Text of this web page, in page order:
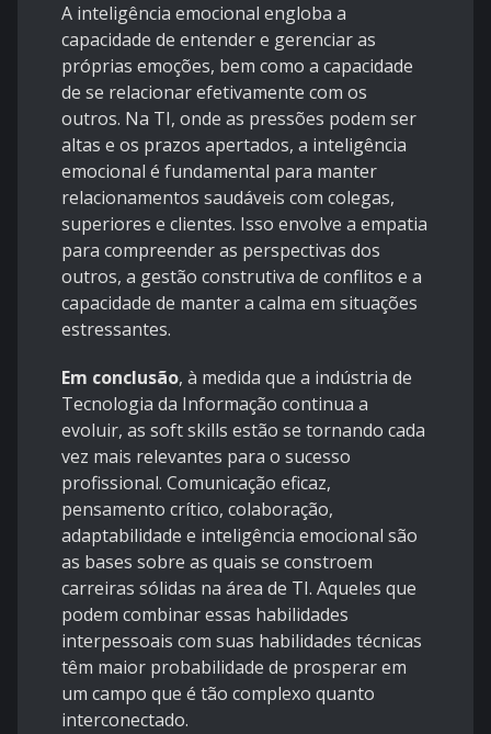
A inteligência emocional engloba a
capacidade de entender e gerenciar as
próprias emoções, bem como a capacidade
de se relacionar efetivamente com os
outros. Na TI, onde as pressões podem ser
altas e os prazos apertados, a inteligência
emocional é fundamental para manter
relacionamentos saudáveis com colegas,
superiores e clientes. Isso envolve a empatia
para compreender as perspectivas dos
outros, a gestão construtiva de conflitos e a
capacidade de manter a calma em situações
estressantes.
Em conclusão, à medida que a indústria de
Tecnologia da Informação continua a
evoluir, as soft skills estão se tornando cada
vez mais relevantes para o sucesso
profissional. Comunicação eficaz,
pensamento crítico, colaboração,
adaptabilidade e inteligência emocional são
as bases sobre as quais se constroem
carreiras sólidas na área de TI. Aqueles que
podem combinar essas habilidades
interpessoais com suas habilidades técnicas
têm maior probabilidade de prosperar em
um campo que é tão complexo quanto
interconectado.